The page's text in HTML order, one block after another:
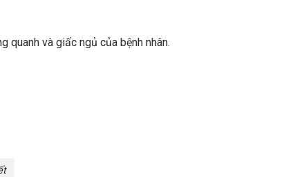
và giấc ngủ của bệnh nhân.